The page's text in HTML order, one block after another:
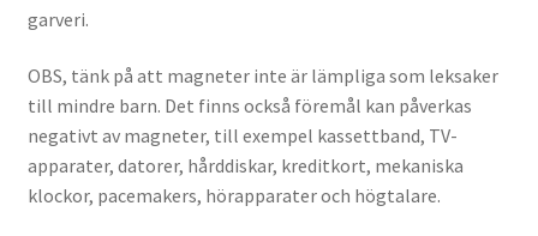
garveri.
OBS, tänk på att magneter inte är lämpliga som leksaker
till mindre barn. Det finns också föremål kan påverkas
negativt av magneter, till exempel kassettband, TV-
apparater, datorer, hårddiskar, kreditkort, mekaniska
klockor, pacemakers, hörapparater och högtalare.